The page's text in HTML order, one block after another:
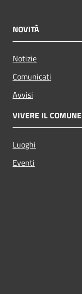
NOVITÀ
Notizie
Comunicati
Avvisi
VIVERE IL COMUNE
Luoghi
Eventi